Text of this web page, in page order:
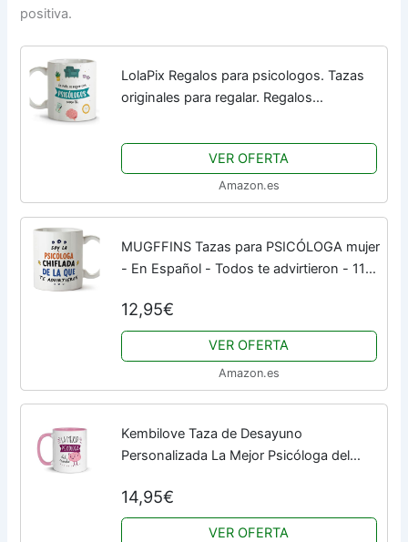
positiva.
LolaPix Regalos para psicologos. Tazas
originales para regalar. Regalos
cerámica 330 ml.
VER OFERTA
Amazon.es
MUGFFINS Tazas para PSICÓLOGA mujer
- En Español - Todos te advirtieron - 11
12,95€
VER OFERTA
Amazon.es
Kembilove Taza de Desayuno
Personalizada La Mejor Psicóloga del
Regalos Personalizados – Regalos
Originales para Hombre
14,95€
VER OFERTA